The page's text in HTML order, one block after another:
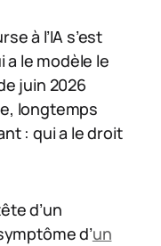
à l’IA s’est
a le modèle le
juin 2026
longtemps
: qui a le droit
d’un
d’un